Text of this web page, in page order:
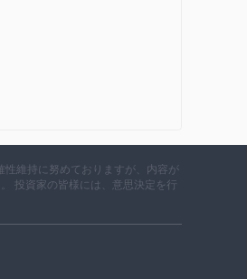
制と優れた条件が備わって
と電子メール アドレス
期待されていますが、顧客
維持に努めておりますが、内容が
投資家の皆様には、意思決定を行